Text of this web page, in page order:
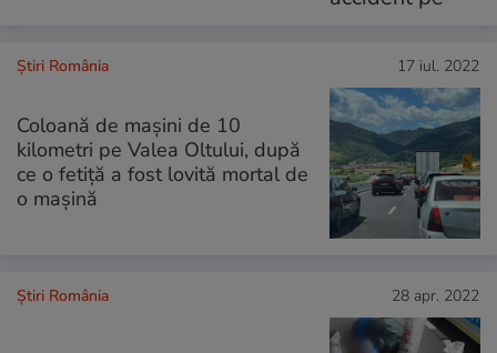
Știri România 17 iul. 2022
Coloană de mașini de 10
kilometri pe Valea Oltului, după
ce o fetiță a fost lovită mortal de
o mașină
Știri România 28 apr. 2022